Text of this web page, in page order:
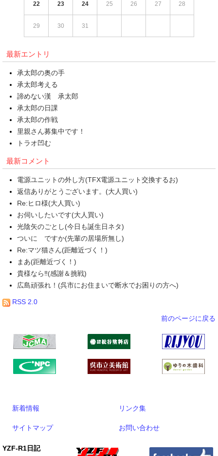
22 23 24 25 26 27 28
29 30 31
最新エントリ
承太郎の奥の手
承太郎考える
諦めない漢 承太郎
承太郎の日課
承太郎の作戦
里親さん募集中です！
トラオ凹む
最新コメント
電源ユニットの外し方(TFX電源ユニット交換するお)
返信ありがとうございます。(大人買い)
Re:ヒロ様(大人買い)
お伺いしたいです(大人買い)
光陰矢のごとし(今日も誕生日ネタ)
ついに ですか(先輩の居場所無し)
Re:マツ猫さん(距離近づく！)
まあ(距離近づく！)
貴様なら‼(感謝＆挑戦)
広島頑張れ！(呉市にお住まいで断水でお困りの方へ)
RSS 2.0
前のページに戻る
新着情報 リンク集
サイトマップ お問い合わせ
YZF-R1日記